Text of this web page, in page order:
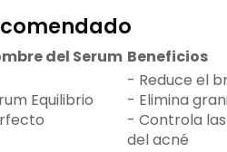
del Serum Beneficios
Equilibrio
- Reduce el
- Elimina
- Controla
del acné